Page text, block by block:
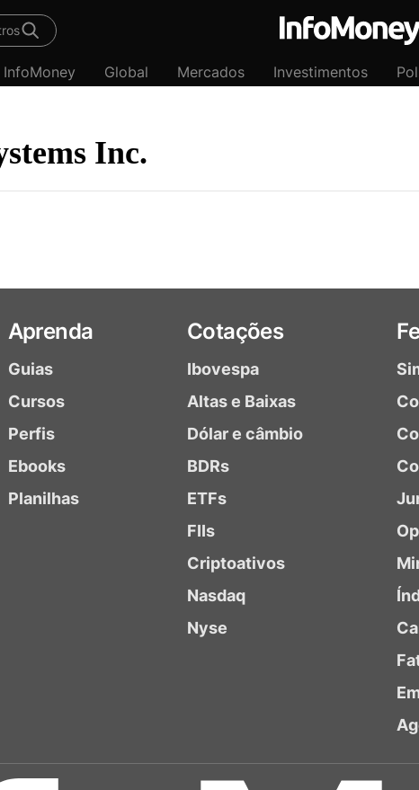
InfoMoney Global Mercados Investimentos
Inc.
Aprenda
Guias
Cursos
Perfis
Ebooks
Planilhas
Cotações
Ibovespa
Altas e Baixas
Dólar e câmbio
BDRs
ETFs
FIIs
Criptoativos
Nasdaq
Nyse